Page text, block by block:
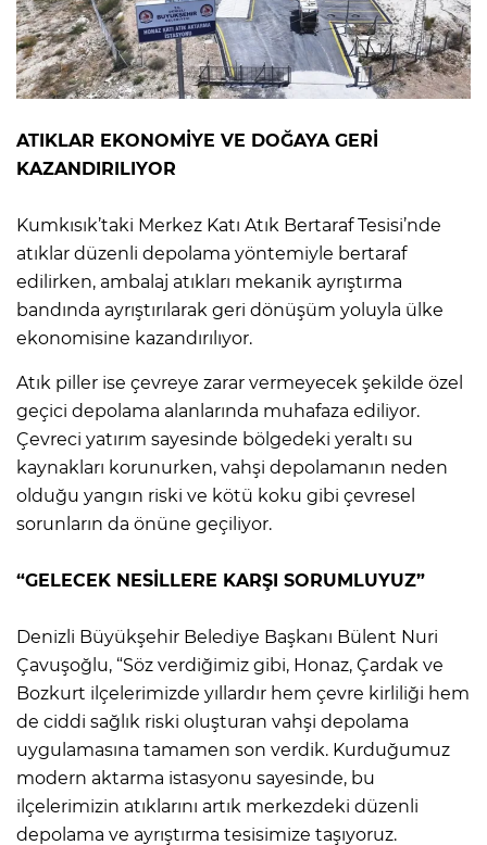
ATIKLAR EKONOMİYE VE DOĞAYA GERİ
KAZANDIRILIYOR
Kumkısık’taki Merkez Katı Atık Bertaraf Tesisi’nde
atıklar düzenli depolama yöntemiyle bertaraf
edilirken, ambalaj atıkları mekanik ayrıştırma
bandında ayrıştırılarak geri dönüşüm yoluyla ülke
ekonomisine kazandırılıyor.
Atık piller ise çevreye zarar vermeyecek şekilde özel
geçici depolama alanlarında muhafaza ediliyor.
Çevreci yatırım sayesinde bölgedeki yeraltı su
kaynakları korunurken, vahşi depolamanın neden
olduğu yangın riski ve kötü koku gibi çevresel
sorunların da önüne geçiliyor.
“GELECEK NESİLLERE KARŞI SORUMLUYUZ”
Denizli Büyükşehir Belediye Başkanı Bülent Nuri
Çavuşoğlu, “Söz verdiğimiz gibi, Honaz, Çardak ve
Bozkurt ilçelerimizde yıllardır hem çevre kirliliği hem
de ciddi sağlık riski oluşturan vahşi depolama
uygulamasına tamamen son verdik. Kurduğumuz
modern aktarma istasyonu sayesinde, bu
ilçelerimizin atıklarını artık merkezdeki düzenli
depolama ve ayrıştırma tesisimize taşıyoruz.